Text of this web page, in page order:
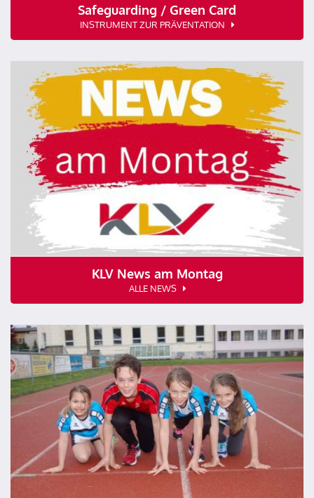
Safeguarding / Green Card
INSTRUMENT ZUR PRÄVENTATION
KLV News am Montag
ALLE NEWS